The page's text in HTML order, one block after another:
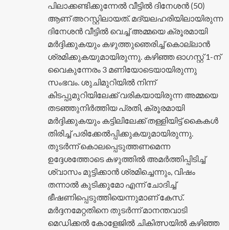
പിലാക്കണ്ടിക്കുന്നേൽ വീട്ടിൽ ദിനേശൻ (50)
ആണ് അറസ്റ്റിലായത്. മദ്യലഹരിയിലായിരുന്ന
ദിനേശൻ വീട്ടിൽ വെച്ച് അമ്മയെ ക്രൂരമായി
മർദ്ദിക്കുകയും കഴുത്തുഞെരിച്ച് കൊല്ലാൻ
ശ്രമിക്കുകയുമായിരുന്നു. കഴിഞ്ഞ ഓഗസ്റ്റ് 1-ന്
വൈകുന്നേരം 3 മണിയോടെയായിരുന്നു
സംഭവം. ശുചിമുറിയിൽ നിന്ന്
കിടപ്പുമുറിയിലേക്ക് വരികയായിരുന്ന അമ്മയെ
തടഞ്ഞുനിർത്തിയ പ്രതി, ക്രൂരമായി
മർദ്ദിക്കുകയും കട്ടിലിലേക്ക് തള്ളിയിട്ട് കൈകൾ
തിരിച്ച് പരിക്കേൽപ്പിക്കുകയുമായിരുന്നു.
തുടർന്ന് കൊലപ്പെടുത്തണമെന്ന
ഉദ്ദേശത്തോടെ കഴുത്തിൽ അമർത്തിപ്പിടിച്ച്
ശ്വാസം മുട്ടിക്കാൻ ശ്രമിച്ചെന്നും, വിഷം
തന്നാൽ കുടിക്കുമോ എന്ന് ചോദിച്ച്
ഭീഷണിപ്പെടുത്തിയെന്നുമാണ് കേസ്.
മർദ്ദനമേറ്റതിനെ തുടർന്ന് മാനന്തവാടി
മെഡിക്കൽ കോളേജിൽ ചികിത്സയിൽ കഴിഞ്ഞ